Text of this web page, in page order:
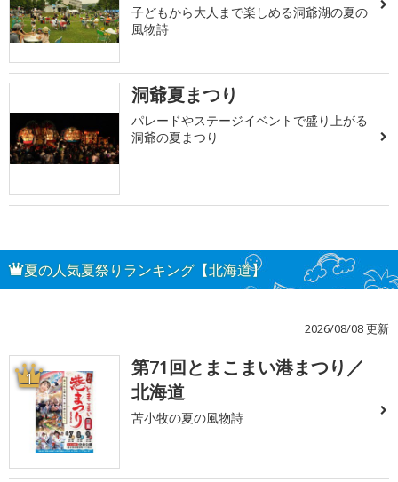
子どもから大人まで楽しめる洞爺湖の夏の
風物詩
洞爺夏まつり
パレードやステージイベントで盛り上がる
洞爺の夏まつり
夏の人気夏祭りランキング【北海道】
2026/08/08 更新
1
第71回とまこまい港まつり／
北海道
苫小牧の夏の風物詩